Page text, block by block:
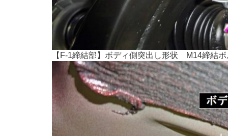
【F-1締結部】ボディ側突出し形状 M14締結ボ